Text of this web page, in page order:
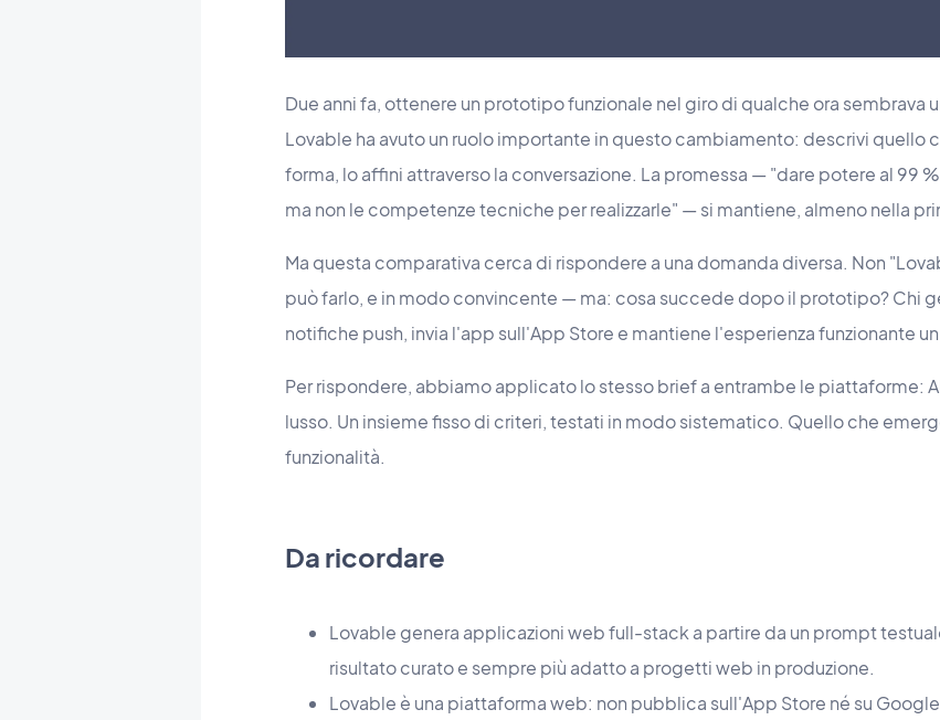
Due anni fa, ottenere un prototipo funzionale nel giro di qualche ora sembrava
Lovable ha avuto un ruolo importante in questo cambiamento: descrivi quello
forma, lo affini attraverso la conversazione. La promessa — "dare potere al 99
ma non le competenze tecniche per realizzarle" — si mantiene, almeno nella
Ma questa comparativa cerca di rispondere a una domanda diversa. Non
può farlo, e in modo convincente — ma: cosa succede dopo il prototipo? Chi
notifiche push, invia l'app sull'App Store e mantiene l'esperienza funzionante
Per rispondere, abbiamo applicato lo stesso brief a entrambe le piattaforme:
lusso. Un insieme fisso di criteri, testati in modo sistematico. Quello che
funzionalità.
Da ricordare
Lovable genera applicazioni web full-stack a partire da un prompt
risultato curato e sempre più adatto a progetti web in produzione.
Lovable è una piattaforma web: non pubblica sull'App Store né su